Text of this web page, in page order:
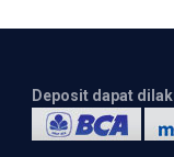
Deposit dapat